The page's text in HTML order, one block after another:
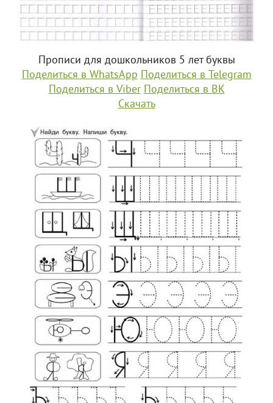
Прописи для дошкольников 5 лет буквы
Поделиться в WhatsApp Поделиться в Telegram
Поделиться в Viber Поделиться в ВК
Скачать